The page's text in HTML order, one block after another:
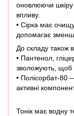
оновлюючи шкіру
впливу.
• Сірка має
допомагає
До складу також
• Пантенол,
зволожують, щоб
• Полісорбат-80
активні
Тонік має водну